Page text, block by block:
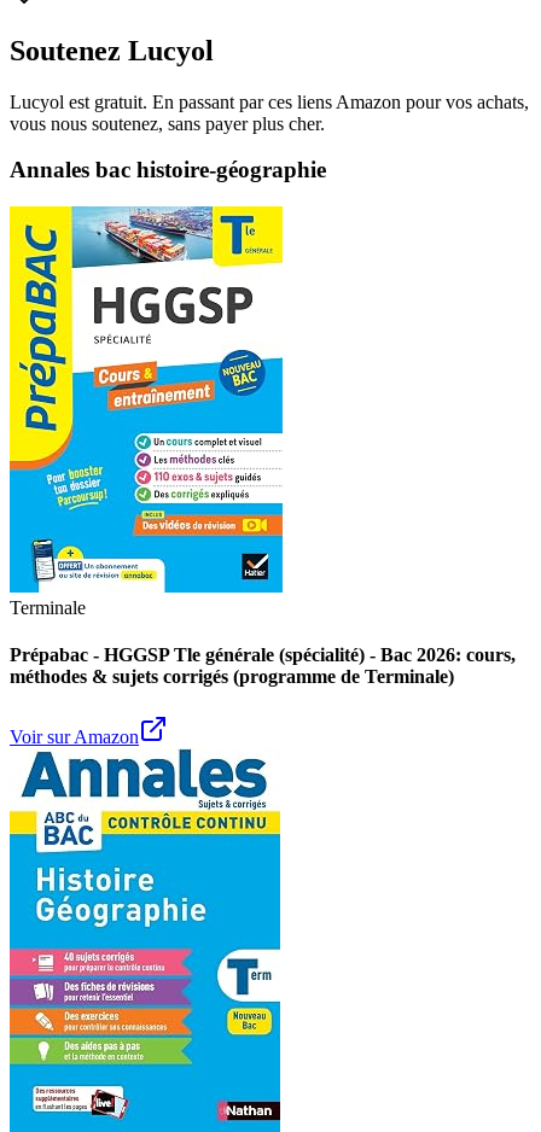
Soutenez Lucyol
Lucyol est gratuit. En passant par ces liens Amazon pour vos achats,
vous nous soutenez, sans payer plus cher.
Annales bac histoire-géographie
Terminale
Prépabac - HGGSP Tle générale (spécialité) - Bac 2026: cours,
méthodes & sujets corrigés (programme de Terminale)
Voir sur Amazon